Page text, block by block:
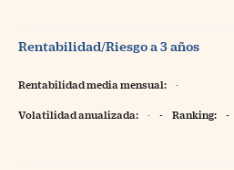
Rentabilidad/Riesgo a 3 años
Rentabilidad media mensual: ·
Volatilidad anualizada: · - Ranking: -